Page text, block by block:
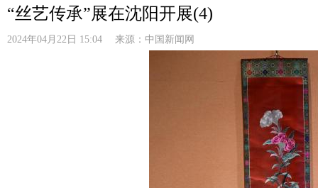
“丝艺传承”展在沈阳开展(4)
2024年04月22日 15:04 来源： 中国新闻网